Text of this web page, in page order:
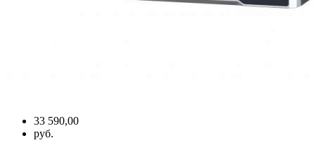
33 590,00
руб.